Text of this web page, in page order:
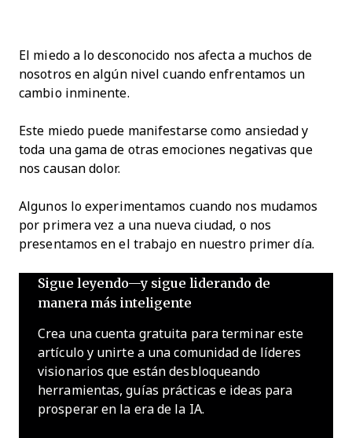
El miedo a lo desconocido nos afecta a muchos de
nosotros en algún nivel cuando enfrentamos un
cambio inminente.
Este miedo puede manifestarse como ansiedad y
toda una gama de otras emociones negativas que
nos causan dolor.
Algunos lo experimentamos cuando nos mudamos
por primera vez a una nueva ciudad, o nos
presentamos en el trabajo en nuestro primer día.
Sigue leyendo—y sigue liderando de
manera más inteligente
Crea una cuenta gratuita para terminar este
artículo y unirte a una comunidad de líderes
visionarios que están desbloqueando
herramientas, guías prácticas e ideas para
prosperar en la era de la IA.